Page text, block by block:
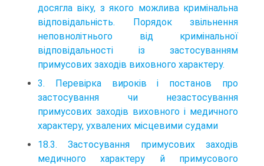
досягла віку, з якого можлива кримінальна
відповідальність. Порядок звільнення
неповнолітнього від кримінальної
відповідальності із застосуванням
примусових заходів виховного характеру.
3. Перевірка вироків і постанов про
застосування чи незастосування
примусових заходів виховного і медичного
характеру, ухвалених місцевими судами
18.3. Застосування примусових заходів
медичного характеру й примусового